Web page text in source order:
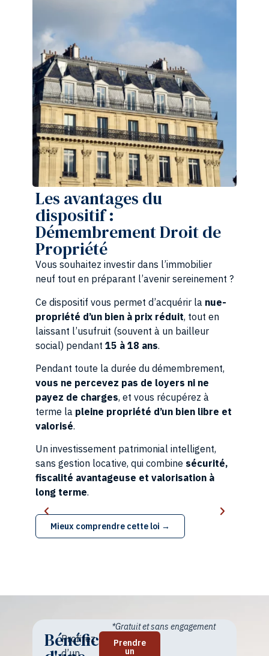
Les avantages du
dispositif :
Démembrement Droit de
Propriété
Vous souhaitez investir dans l’immobilier
neuf tout en préparant l’avenir sereinement ?
Ce dispositif vous permet d’acquérir la nue-
propriété d’un bien à prix réduit, tout en
laissant l’usufruit (souvent à un bailleur
social) pendant 15 à 18 ans.
Pendant toute la durée du démembrement,
vous ne percevez pas de loyers ni ne
payez de charges, et vous récupérez à
terme la pleine propriété d’un bien libre et
valorisé.
Un investissement patrimonial intelligent,
sans gestion locative, qui combine sécurité,
fiscalité avantageuse et valorisation à
long terme.
Mieux comprendre cette loi →
Bénéficiez
Profitez
d’un
Prendre
un
*Gratuit et sans engagement